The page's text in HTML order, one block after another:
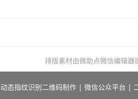
排版素材由微助点微信编辑器
动态指纹识别二维码制作 | 微信公众平台 |